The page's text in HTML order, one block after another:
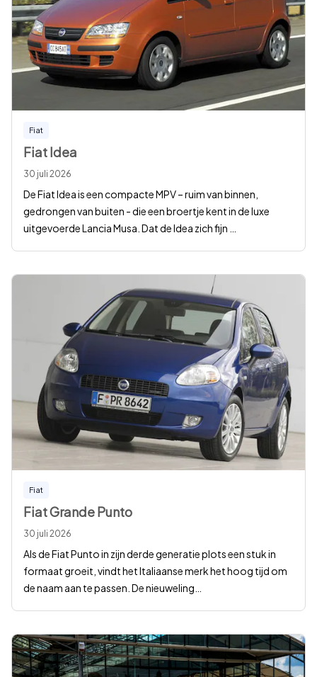
Fiat
Fiat Idea
30 juli 2026
De Fiat Idea is een compacte MPV – ruim van binnen,
gedrongen van buiten - die een broertje kent in de luxe
uitgevoerde Lancia Musa. Dat de Idea zich fijn
Fiat
Fiat Grande Punto
30 juli 2026
Als de Fiat Punto in zijn derde generatie plots een stuk in
formaat groeit, vindt het Italiaanse merk het hoog tijd om
de naam aan te passen. De nieuweling